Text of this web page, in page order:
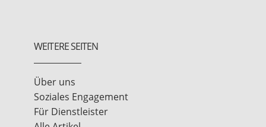
WEITERE SEITEN
Über uns
Soziales Engagement
Für Dienstleister